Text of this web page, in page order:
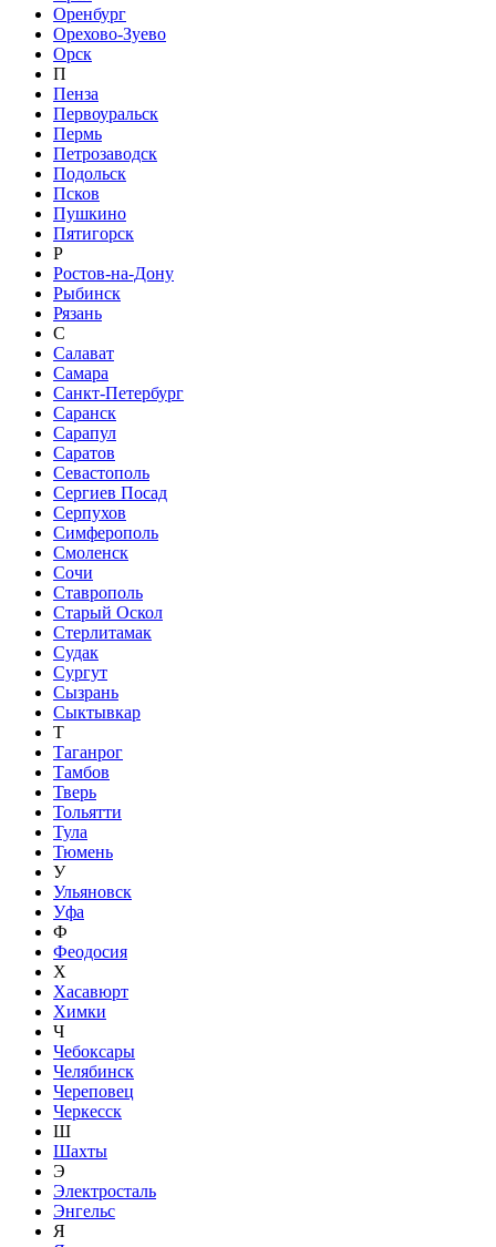
Оренбург
Орехово-Зуево
Орск
П
Пенза
Первоуральск
Пермь
Петрозаводск
Подольск
Псков
Пушкино
Пятигорск
Р
Ростов-на-Дону
Рыбинск
Рязань
С
Салават
Самара
Санкт-Петербург
Саранск
Сарапул
Саратов
Севастополь
Сергиев Посад
Серпухов
Симферополь
Смоленск
Сочи
Ставрополь
Старый Оскол
Стерлитамак
Судак
Сургут
Сызрань
Сыктывкар
Т
Таганрог
Тамбов
Тверь
Тольятти
Тула
Тюмень
У
Ульяновск
Уфа
Ф
Феодосия
Х
Хасавюрт
Химки
Ч
Чебоксары
Челябинск
Череповец
Черкесск
Ш
Шахты
Э
Электросталь
Энгельс
Я